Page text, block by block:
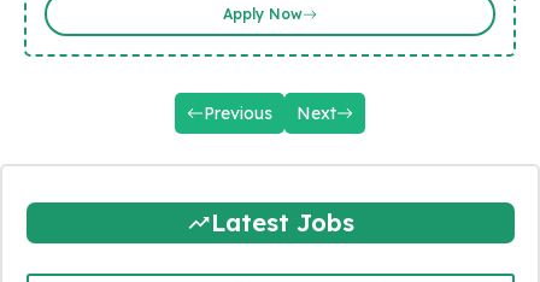
Apply Now
Previous Next
Latest Jobs